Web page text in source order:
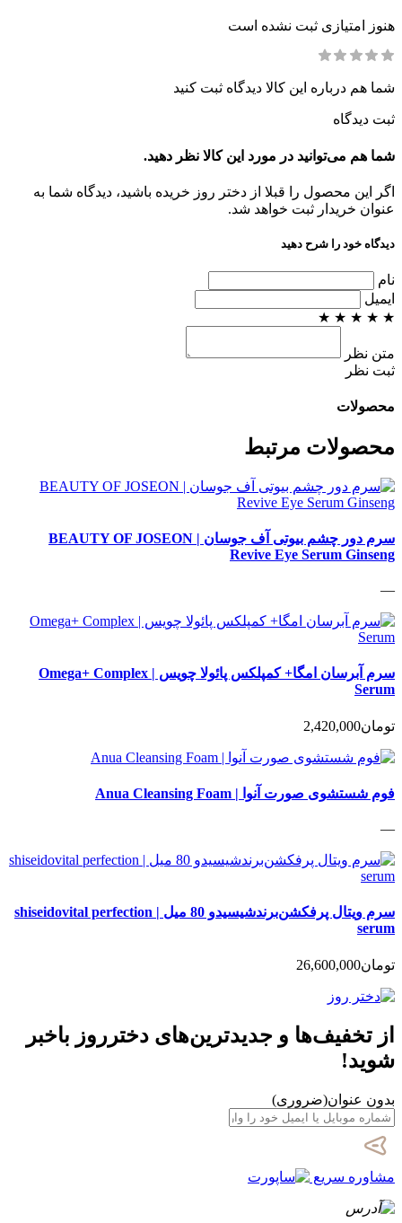
هنوز امتیازی ثبت نشده است
شما هم درباره این کالا دیدگاه ثبت کنید
ثبت دیدگاه
شما هم می‌توانید در مورد این کالا نظر دهید.
اگر این محصول را قبلا از دختر روز خریده باشید، دیدگاه شما به
عنوان خریدار ثبت خواهد شد.
دیدگاه خود را شرح دهید
نام
ایمیل
★
★
★
★
★
متن نظر
ثبت نظر
محصولات
محصولات مرتبط
سرم دور چشم بیوتی آف جوسان | BEAUTY OF JOSEON
Revive Eye Serum Ginseng
—
سرم آبرسان امگا+ کمپلکس پائولا چویس | Omega+ Complex
Serum
تومان2,420,000
فوم شستشوی صورت آنوا | Anua Cleansing Foam
—
سرم ویتال پرفکشن‌برندشیسیدو 80 میل | shiseidovital perfection
serum
تومان26,600,000
از تخفیف‌ها و جدیدترین‌های دخترروز باخبر
شوید!
بدون عنوان(ضروری)
مشاوره سریع